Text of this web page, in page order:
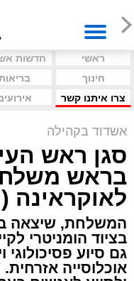
ראשי חדשות
חינוך
צרו איתנו קשר
אשדוד בקהילה
סגן ראש
בראש
לאוקראינה
המשלחת, שיצאה
בציוד הומניטרי
גם סיוע פסיכולוגי
אוכלוסייה